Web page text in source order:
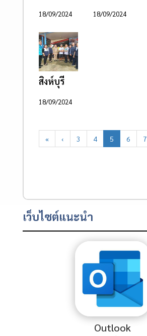
18/09/2024 18/09/2024
สิงห์บุรี
18/09/2024
« ‹ 3 4 5 6 7
เว็บไซต์แนะนำ
Outlook